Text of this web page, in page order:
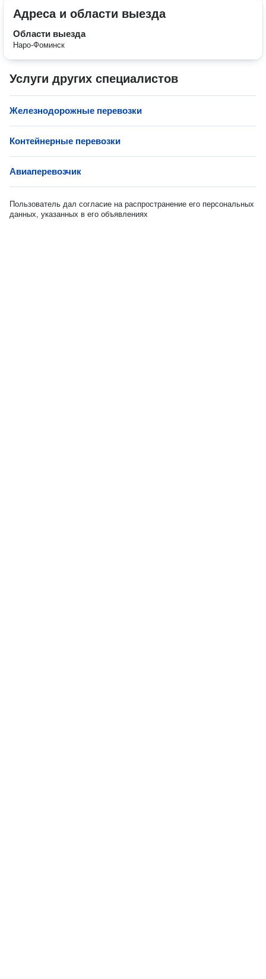
Адреса и области выезда
Области выезда
Наро-Фоминск
Услуги других специалистов
Железнодорожные перевозки
Контейнерные перевозки
Авиаперевозчик
Пользователь дал согласие на распространение его персональных
данных, указанных в его объявлениях